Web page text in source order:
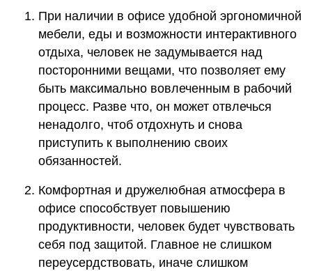
При наличии в офисе удобной эргономичной
мебели, еды и возможности интерактивного
отдыха, человек не задумывается над
посторонними вещами, что позволяет ему
быть максимально вовлеченным в рабочий
процесс. Разве что, он может отвлечься
ненадолго, чтоб отдохнуть и снова
приступить к выполнению своих
обязанностей.
Комфортная и дружелюбная атмосфера в
офисе способствует повышению
продуктивности, человек будет чувствовать
себя под защитой. Главное не слишком
переусердствовать, иначе слишком